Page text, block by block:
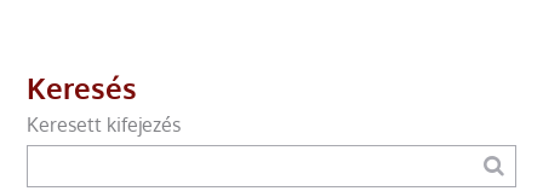
Keresés
Keresett kifejezés